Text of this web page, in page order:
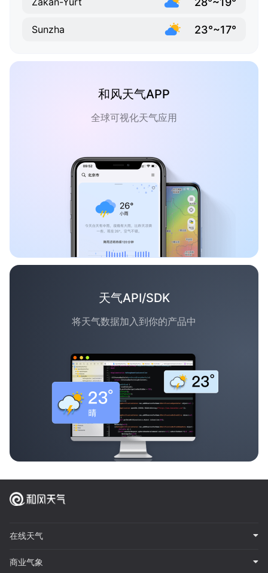
Sunzha 23°~17°
和风天气APP
全球可视化天气应用
天气API/SDK
将天气数据加入到你的产品中
在线天气
商业气象